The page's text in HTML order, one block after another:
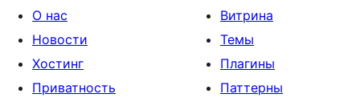
О нас
Новости
Хостинг
Приватность
Витрина
Темы
Плагины
Паттерны